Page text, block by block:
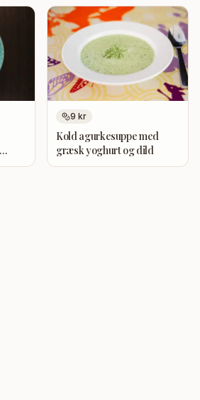
9 kr
Kold agurkesuppe med
græsk yoghurt og dild